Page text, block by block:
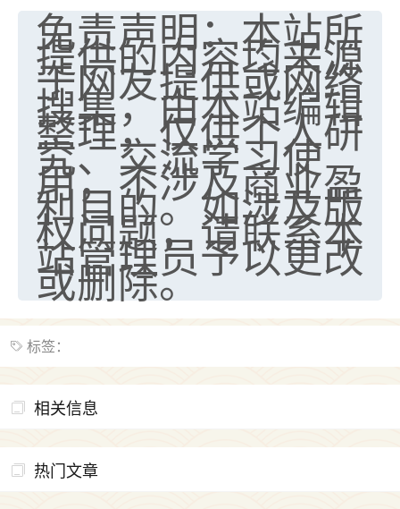
免责声明：本站所
提供的内容均来源
于网友提供或网络
搜集，由本站编辑
整理，仅供个人研
究、交流学习使
用，不涉及商业盈
利目的。如涉及版
权问题，请联系本
站管理员予以更改
或删除。
标签：
相关信息
热门文章